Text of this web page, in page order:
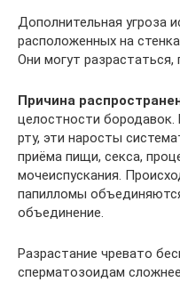
Дополнительная угроза
расположенных на
Они могут
Причина
целостности бородавок.
рту, эти наросты
приёма пищи, секса,
мочеиспускания.
папилломы
объединение.
Разрастание чревато
сперматозоидам